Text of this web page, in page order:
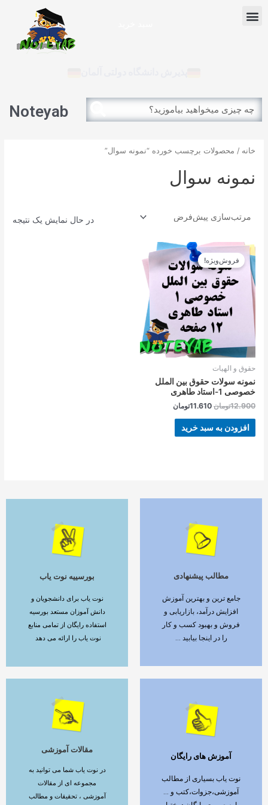
Menu
Search
Search
Noteyab
خانه / محصولات برچسب خورده “نمونه سوال”
نمونه سوال
در حال نمایش یک نتیجه
فروش‌ویژه!
حقوق و الهیات
نمونه سولات حقوق بین الملل
خصوصی 1-استاد طاهری
12.900تومان
قیمت
اصلی
12.900تومان
بود.
11.610تومان
قیمت
11.610تومان
است.
افزودن به سبد خرید
مطالب پیشنهادی
جامع ترین و بهترین آموزش
افزایش درآمد، بازاریابی و
فروش و بهبود کسب و کار
را در اینجا بیابید ...
ادامه مطلب بورسییه نوت یاب
نوت یاب برای دانشجویان و
دانش آموزان مستعد بورسیه
استفاده رایگان از تمامی منابع
نوت یاب را ارائه می دهد
ادامه مطلب
آموزش های رایگان
نوت یاب بسیاری از مطالب
آموزشی،جزوات،کتب و ...
ادامه مطلب
مقالات آموزشی
در نوت یاب شما می توانید به
مجموعه ای از مقالات
آموزشی ، تحقیقات و مطالب